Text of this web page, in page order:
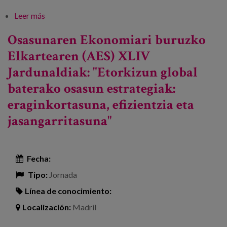
Leer más
Osasunaren Ekonomiari buruzko
Elkartearen (AES) XLIV
Jardunaldiak: "Etorkizun global
baterako osasun estrategiak:
eraginkortasuna, efizientzia eta
jasangarritasuna"
Fecha:
Tipo: Jornada
Línea de conocimiento:
Localización: Madril